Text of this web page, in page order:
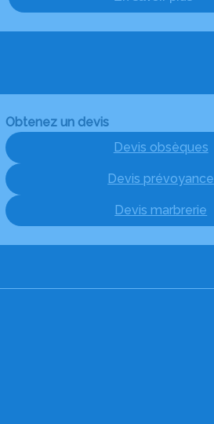
Obtenez un devis
Devis obsèques
Devis prévoyance
Devis marbrerie